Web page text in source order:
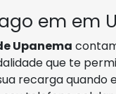
em em
Upanema
que te
recarga quando